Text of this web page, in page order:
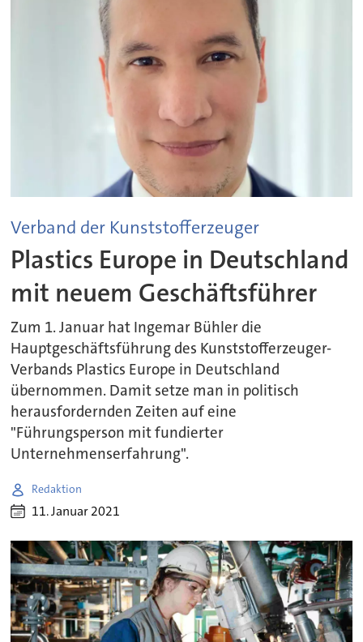
Verband der Kunststofferzeuger
Plastics Europe in Deutschland
mit neuem Geschäftsführer
Zum 1. Januar hat Ingemar Bühler die
Hauptgeschäftsführung des Kunststofferzeuger-
Verbands Plastics Europe in Deutschland
übernommen. Damit setze man in politisch
herausfordernden Zeiten auf eine
"Führungsperson mit fundierter
Unternehmenserfahrung".
Redaktion
11. Januar 2021